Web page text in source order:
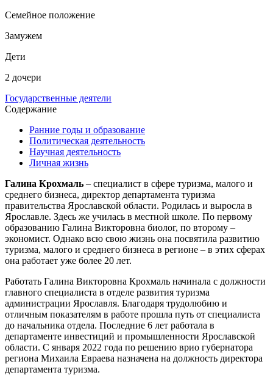
Семейное положение
Замужем
Дети
2 дочери
Государственные деятели
Содержание
Ранние годы и образование
Политическая деятельность
Научная деятельность
Личная жизнь
Галина Крохмаль – специалист в сфере туризма, малого и
среднего бизнеса, директор департамента туризма
правительства Ярославской области. Родилась и выросла в
Ярославле. Здесь же училась в местной школе. По первому
образованию Галина Викторовна биолог, по второму –
экономист. Однако всю свою жизнь она посвятила развитию
туризма, малого и среднего бизнеса в регионе – в этих сферах
она работает уже более 20 лет.
Работать Галина Викторовна Крохмаль начинала с должности
главного специалиста в отделе развития туризма
администрации Ярославля. Благодаря трудолюбию и
отличным показателям в работе прошла путь от специалиста
до начальника отдела. Последние 6 лет работала в
департаменте инвестиций и промышленности Ярославской
области. С января 2022 года по решению врио губернатора
региона Михаила Евраева назначена на должность директора
департамента туризма.